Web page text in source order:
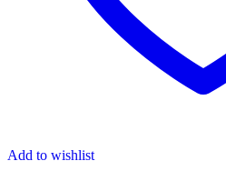
Add to wishlist